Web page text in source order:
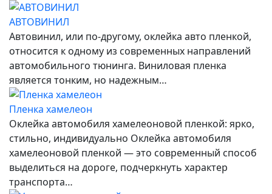
АВТОВИНИЛ
Автовинил, или по-другому, оклейка авто пленкой,
относится к одному из современных направлений
автомобильного тюнинга. Виниловая пленка
является тонким, но надежным…
Пленка хамелеон
Оклейка автомобиля хамелеоновой пленкой: ярко,
стильно, индивидуально Оклейка автомобиля
хамелеоновой пленкой — это современный способ
выделиться на дороге, подчеркнуть характер
транспорта…